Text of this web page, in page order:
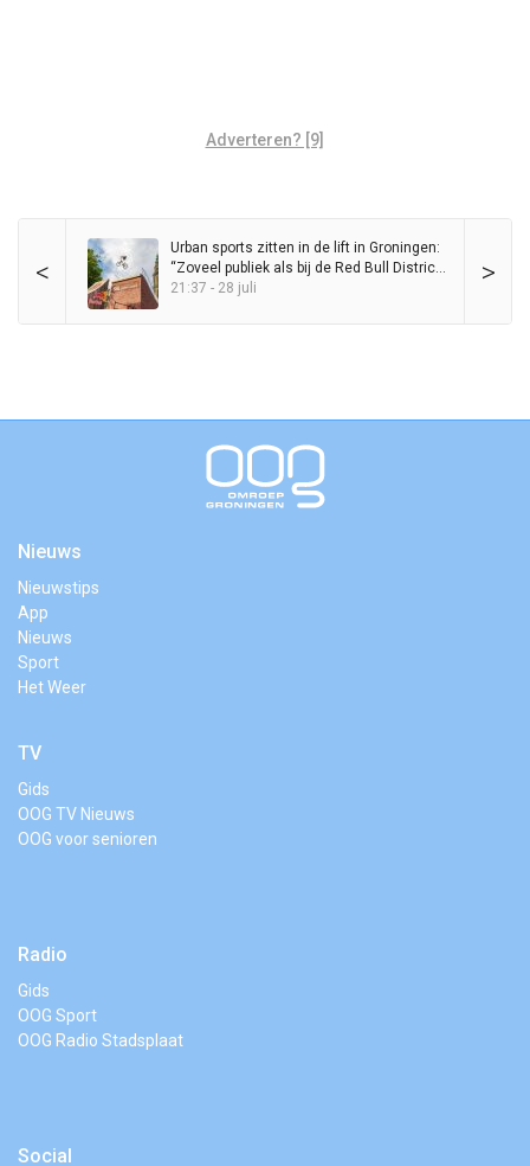
Adverteren? [9]
< >
Urban sports zitten in de lift in Groningen:
“Zoveel publiek als bij de Red Bull District
Ride heb ik nog nooit op de Grote Markt
21:37 - 28 juli
Nieuws
Nieuwstips
App
Nieuws
Sport
Het Weer
TV
Gids
OOG TV Nieuws
OOG voor senioren
Radio
Gids
OOG Sport
OOG Radio Stadsplaat
Social